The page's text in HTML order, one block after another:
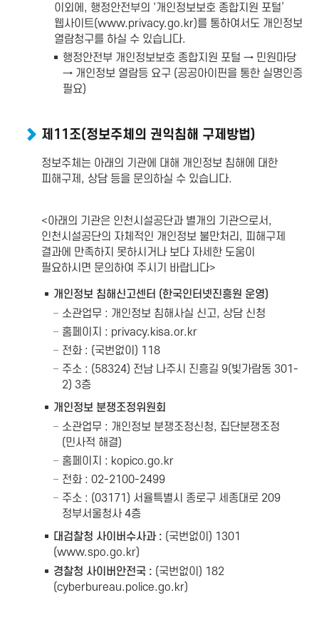
이외에, 행정안전부의 ‘개인정보보호 종합지원 포털’
웹사이트(www.privacy.go.kr)를 통하여서도 개인정보
열람청구를 하실 수 있습니다.
행정안전부 개인정보보호 종합지원 포털 → 민원마당
→ 개인정보 열람등 요구 (공공아이핀을 통한 실명인증
필요)
제11조(정보주체의 권익침해 구제방법)
정보주체는 아래의 기관에 대해 개인정보 침해에 대한
피해구제, 상담 등을 문의하실 수 있습니다.
<아래의 기관은 인천시설공단과 별개의 기관으로서,
인천시설공단의 자체적인 개인정보 불만처리, 피해구제
결과에 만족하지 못하시거나 보다 자세한 도움이
필요하시면 문의하여 주시기 바랍니다>
개인정보 침해신고센터 (한국인터넷진흥원 운영)
소관업무 : 개인정보 침해사실 신고, 상담 신청
홈페이지 : privacy.kisa.or.kr
전화 : (국번없이) 118
주소 : (58324) 전남 나주시 진흥길 9(빛가람동 301-
2) 3층
개인정보 분쟁조정위원회
소관업무 : 개인정보 분쟁조정신청, 집단분쟁조정
(민사적 해결)
홈페이지 : kopico.go.kr
전화 : 02-2100-2499
주소 : (03171) 서율특별시 종로구 세종대로 209
정부서울청사 4층
대검찰청 사이버수사과 : (국번없이) 1301
(www.spo.go.kr)
경찰청 사이버안전국 : (국번없이) 182
(cyberbureau.police.go.kr)